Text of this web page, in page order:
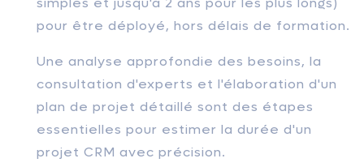
pour être déployé, hors délais de formation.
Une analyse approfondie des besoins, la
consultation d'experts et l'élaboration d'un
plan de projet détaillé sont des étapes
essentielles pour estimer la durée d'un
projet CRM avec précision.